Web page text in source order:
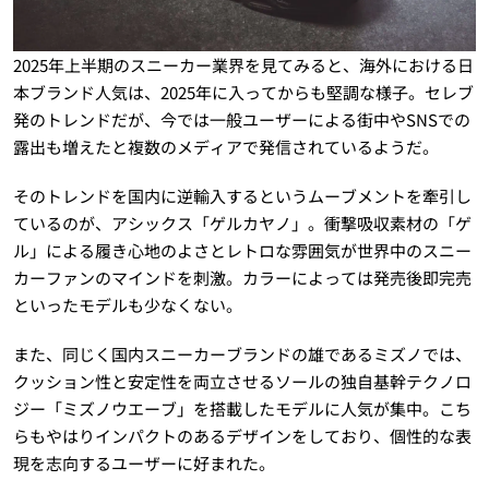
2025年上半期のスニーカー業界を見てみると、海外における日
本ブランド人気は、2025年に入ってからも堅調な様子。セレブ
発のトレンドだが、今では一般ユーザーによる街中やSNSでの
露出も増えたと複数のメディアで発信されているようだ。
そのトレンドを国内に逆輸入するというムーブメントを牽引し
ているのが、アシックス「ゲルカヤノ」。衝撃吸収素材の「ゲ
ル」による履き心地のよさとレトロな雰囲気が世界中のスニー
カーファンのマインドを刺激。カラーによっては発売後即完売
といったモデルも少なくない。
また、同じく国内スニーカーブランドの雄であるミズノでは、
クッション性と安定性を両立させるソールの独自基幹テクノロ
ジー「ミズノウエーブ」を搭載したモデルに人気が集中。こち
らもやはりインパクトのあるデザインをしており、個性的な表
現を志向するユーザーに好まれた。